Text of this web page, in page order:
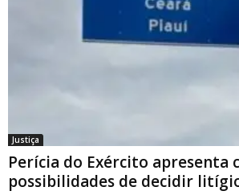
Justiça
Perícia do Exército apresenta
possibilidades de decidir